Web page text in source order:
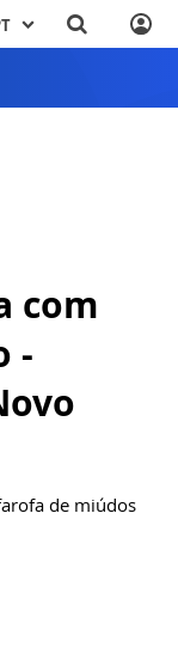
com
-
de miúdos